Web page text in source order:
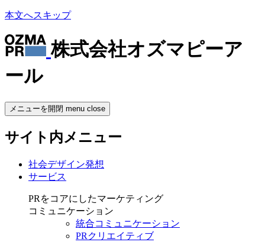
本文へスキップ
株式会社オズマピーア
ール
メニューを開閉 menu close
サイト内メニュー
社会デザイン発想
サービス
PRをコアにしたマーケティング
コミュニケーション
統合コミュニケーション
PRクリエイティブ